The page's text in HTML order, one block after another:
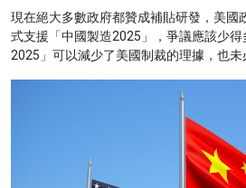
現在絕大多數政府都贊成補貼研發，美國
式支援「中國製造2025」，爭議應該少
2025」可以減少了美國制裁的理據，也未